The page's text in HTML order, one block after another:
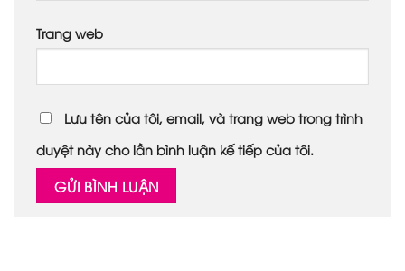
Trang web
Lưu tên của tôi, email, và trang web trong trình
duyệt này cho lần bình luận kế tiếp của tôi.